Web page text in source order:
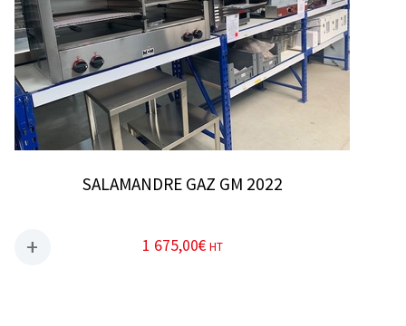
SALAMANDRE GAZ GM 2022
1 675,00€ HT